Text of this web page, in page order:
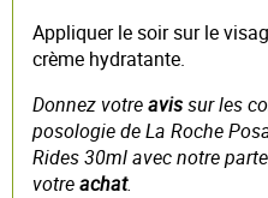
Appliquer le soir sur le
crème hydratante.
Donnez votreavissur les
posologie de La Roche
Rides 30ml avec notre
votreachat.